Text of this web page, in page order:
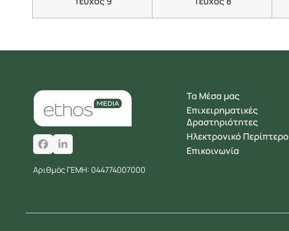
Facebook
LinkedIn
Αριθμός ΓΕΜΗ: 044774007000
Τα Μέσα μας
Επιχειρηματικές
Δραστηριότητες
Ηλεκτρονικό Περίπτερο
Επικοινωνία